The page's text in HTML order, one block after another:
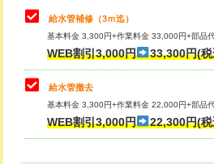
マス交換（土の掘削・埋め戻し作業）
マス交換（深さ50㎝未満）
マス交換（深さ50㎝以上）
コンクリート斫り（厚さ10㎝まで）
理・調整・分解・加工など（中作業）
止水・漏水調査・防水処理・清掃・修
理・調整・分解・加工など（重作業）
その他部品の脱着
交換・取付（タンク）
給水管補修（3ｍ迄）
基本料金 3,300円+作業料金 33,000円+部品
WEB割引3,000円 33,300円(
給水管撤去
基本料金 3,300円+作業料金 22,000円+部品
WEB割引3,000円 22,300円(